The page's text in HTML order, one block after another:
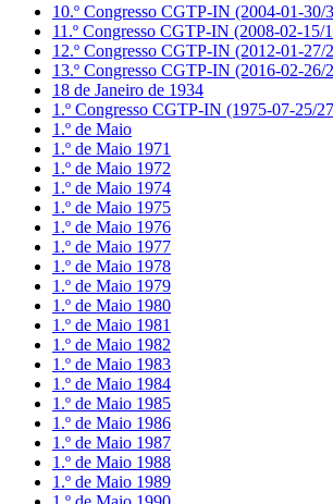
10.º Congresso CGTP-IN (2004-01-30/
11.º Congresso CGTP-IN (2008-02-15/
12.º Congresso CGTP-IN (2012-01-27/
13.º Congresso CGTP-IN (2016-02-26/
18 de Janeiro de 1934
1.º Congresso CGTP-IN (1975-07-25/
1.º de Maio
1.º de Maio 1971
1.º de Maio 1972
1.º de Maio 1974
1.º de Maio 1975
1.º de Maio 1976
1.º de Maio 1977
1.º de Maio 1978
1.º de Maio 1979
1.º de Maio 1980
1.º de Maio 1981
1.º de Maio 1982
1.º de Maio 1983
1.º de Maio 1984
1.º de Maio 1985
1.º de Maio 1986
1.º de Maio 1987
1.º de Maio 1988
1.º de Maio 1989